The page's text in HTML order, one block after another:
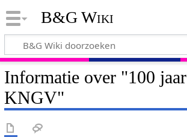
B&G Wiki
Informatie over "100 jaar
KNGV"